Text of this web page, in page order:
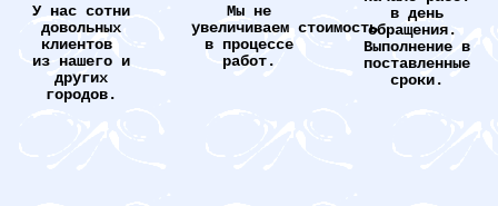
У нас сотни
довольных
клиентов
из нашего и
других
городов.
Мы не
увеличиваем стоимость
в процессе
работ.
в день
обращения.
Выполнение в
поставленные
сроки.